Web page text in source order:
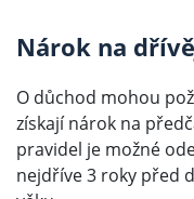
Nárok na
O důchod mohou
získají nárok na
pravidel je možné
nejdříve 3 roky před